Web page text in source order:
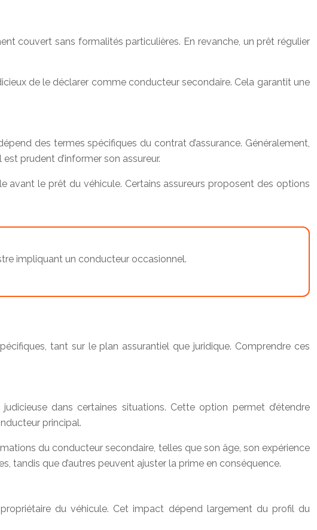
couvert sans formalités particulières. En revanche, un prêt régulier
de le déclarer comme conducteur secondaire. Cela garantit une
des termes spécifiques du contrat d’assurance. Généralement,
prudent d’informer son assureur.
avant le prêt du véhicule. Certains assureurs proposent des options
impliquant un conducteur occasionnel.
tant sur le plan assurantiel que juridique. Comprendre ces
dans certaines situations. Cette option permet d’étendre
principal.
du conducteur secondaire, telles que son âge, son expérience
tandis que d’autres peuvent ajuster la prime en conséquence.
du véhicule. Cet impact dépend largement du profil du